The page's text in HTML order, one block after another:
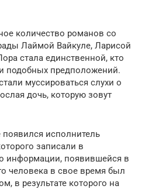
количество романов со
Лаймой Вайкуле, Ларисой
стала единственной, кто
подобных предположений.
муссироваться слухи о
дочь, которую зовут
исполнитель
записали в
информации, появившейся в
человека в свое время был
в результате которого на